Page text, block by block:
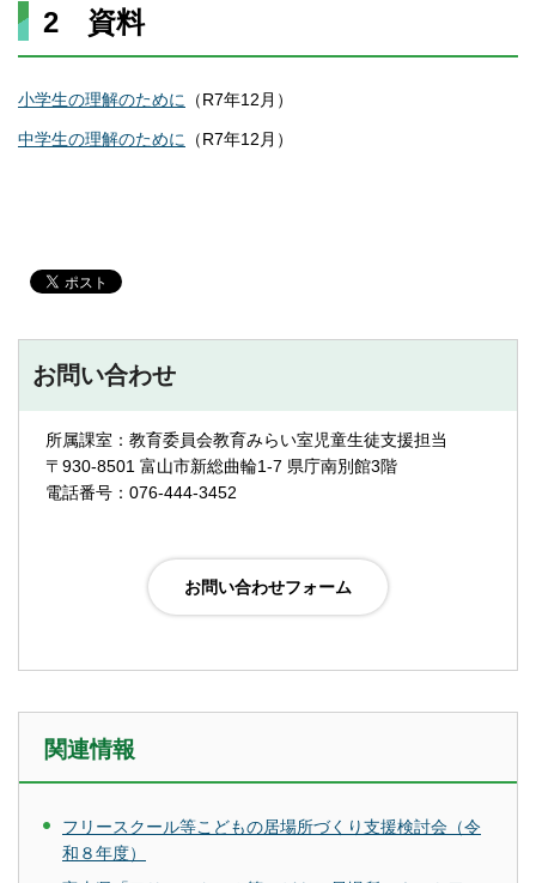
2 資料
小学生の理解のために （R7年12月）
中学生の理解のために （R7年12月）
お問い合わせ
所属課室：教育委員会教育みらい室児童生徒支援担当
〒930-8501 富山市新総曲輪1-7 県庁南別館3階
電話番号：076-444-3452
関連情報
フリースクール等こどもの居場所づくり支援検討会（令
和８年度）